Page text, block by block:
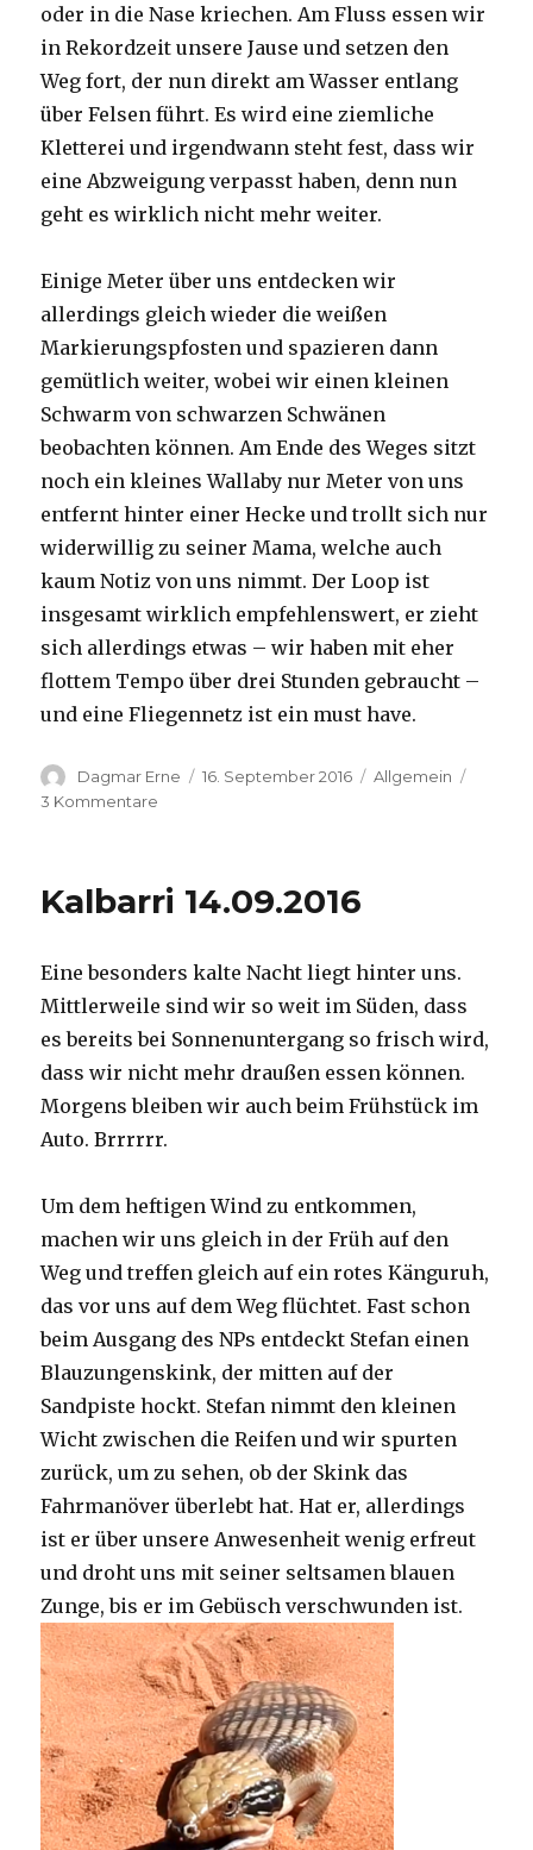
oder in die Nase kriechen. Am Fluss essen wir
in Rekordzeit unsere Jause und setzen den
Weg fort, der nun direkt am Wasser entlang
über Felsen führt. Es wird eine ziemliche
Kletterei und irgendwann steht fest, dass wir
eine Abzweigung verpasst haben, denn nun
geht es wirklich nicht mehr weiter.
Einige Meter über uns entdecken wir
allerdings gleich wieder die weißen
Markierungspfosten und spazieren dann
gemütlich weiter, wobei wir einen kleinen
Schwarm von schwarzen Schwänen
beobachten können. Am Ende des Weges sitzt
noch ein kleines Wallaby nur Meter von uns
entfernt hinter einer Hecke und trollt sich nur
widerwillig zu seiner Mama, welche auch
kaum Notiz von uns nimmt. Der Loop ist
insgesamt wirklich empfehlenswert, er zieht
sich allerdings etwas – wir haben mit eher
flottem Tempo über drei Stunden gebraucht –
und eine Fliegennetz ist ein must have.
Autor
Dagmar Erne
Veröffentlicht
16. September 2016 Kategorien
Allgemein
3 Kommentare
Kalbarri 14.09.2016
Eine besonders kalte Nacht liegt hinter uns.
Mittlerweile sind wir so weit im Süden, dass
es bereits bei Sonnenuntergang so frisch wird,
dass wir nicht mehr draußen essen können.
Morgens bleiben wir auch beim Frühstück im
Auto. Brrrrrr.
Um dem heftigen Wind zu entkommen,
machen wir uns gleich in der Früh auf den
Weg und treffen gleich auf ein rotes Känguruh,
das vor uns auf dem Weg flüchtet. Fast schon
beim Ausgang des NPs entdeckt Stefan einen
Blauzungenskink, der mitten auf der
Sandpiste hockt. Stefan nimmt den kleinen
Wicht zwischen die Reifen und wir spurten
zurück, um zu sehen, ob der Skink das
Fahrmanöver überlebt hat. Hat er, allerdings
ist er über unsere Anwesenheit wenig erfreut
und droht uns mit seiner seltsamen blauen
Zunge, bis er im Gebüsch verschwunden ist.